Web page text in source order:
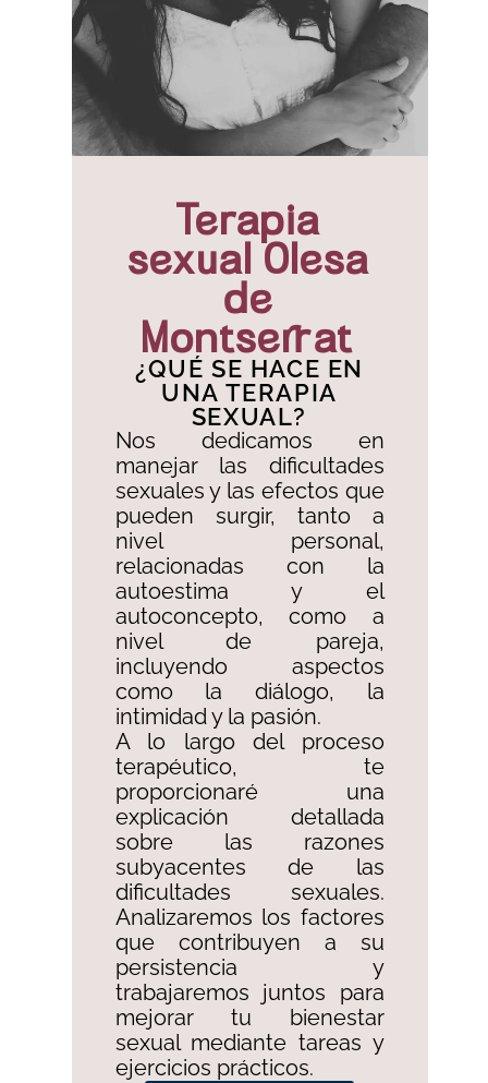
Terapia
sexual Olesa
de
Montserrat
¿QUÉ SE HACE EN
UNA TERAPIA
SEXUAL?
Nos dedicamos en
manejar las dificultades
sexuales y las efectos que
pueden surgir, tanto a
nivel personal,
relacionadas con la
autoestima y el
autoconcepto, como a
nivel de pareja,
incluyendo aspectos
como la diálogo, la
intimidad y la pasión.
A lo largo del proceso
terapéutico, te
proporcionaré una
explicación detallada
sobre las razones
subyacentes de las
dificultades sexuales.
Analizaremos los factores
que contribuyen a su
persistencia y
trabajaremos juntos para
mejorar tu bienestar
sexual mediante tareas y
ejercicios prácticos.